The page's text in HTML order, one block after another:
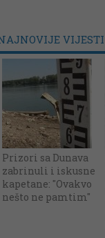
VIJESTI
Prizori sa Dunava
zabrinuli i iskusne
kapetane: "Ovakvo
nešto ne pamtim"